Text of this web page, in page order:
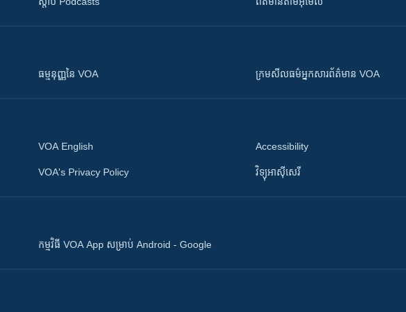
ធម្មនុញ្ញ​នៃ VOA ក្រម​​​សីលធម៌​​​អ្នក​​​សារព័ត៌មាន VOA
VOA English
VOA's Privacy Policy
Accessibility
វិទ្យុ​អាស៊ី​សេរី
កម្មវិធី​ VOA App សម្រាប់ Android - Google